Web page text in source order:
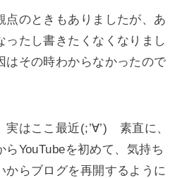
点のときもありましたが、あ
ったし書きたくなくなりまし
はその時わからなかったので
実はここ最近(;’∀’) 素直に、
YouTubeを初めて、気持ち
からブログを再開するように